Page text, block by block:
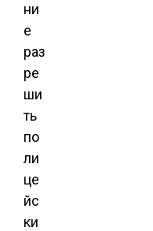
ни
е
раз
ре
ши
ть
по
ли
це
йс
ки